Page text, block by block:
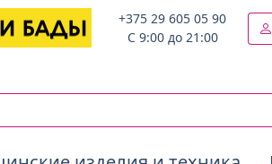
+375 29 605 05 90
C 9:00 до 21:00